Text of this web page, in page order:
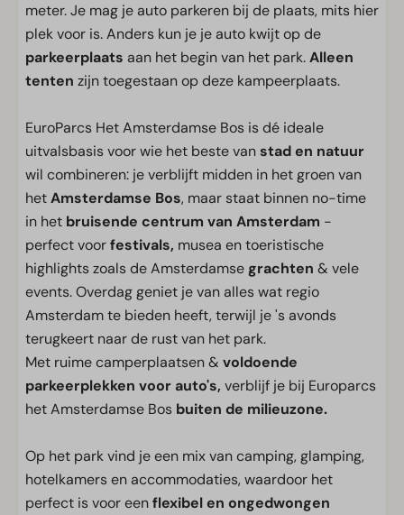
meter. Je mag je auto parkeren bij de plaats, mits hier
plek voor is. Anders kun je je auto kwijt op de
parkeerplaats aan het begin van het park.Alleen
tenten zijn toegestaan op deze kampeerplaats.
EuroParcs Het Amsterdamse Bos is dé ideale
uitvalsbasis voor wie het beste vanstad en natuur
wil combineren: je verblijft midden in het groen van
hetAmsterdamse Bos, maar staat binnen no-time
in het bruisende centrum van Amsterdam -
perfect voorfestivals, musea en toeristische
highlights zoals de Amsterdamse grachten & vele
events. Overdag geniet je van alles wat regio
Amsterdam te bieden heeft, terwijl je 's avonds
terugkeert naar de rust van het park.
Met ruime camperplaatsen & voldoende
parkeerplekken voor auto's, verblijf je bij Europarcs
het Amsterdamse Bos buiten de milieuzone.
Op het park vind je een mix van camping, glamping,
hotelkamers en accommodaties, waardoor het
perfect is voor eenflexibel en ongedwongen